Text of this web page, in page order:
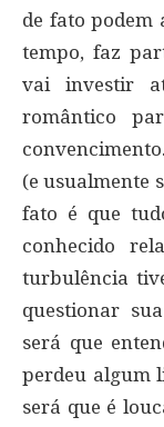
de fato podem
tempo, faz
vai investir
romântico
(e usualmente
fato é que
conhecido
turbulência
questionar
será que
perdeu algum
será que é